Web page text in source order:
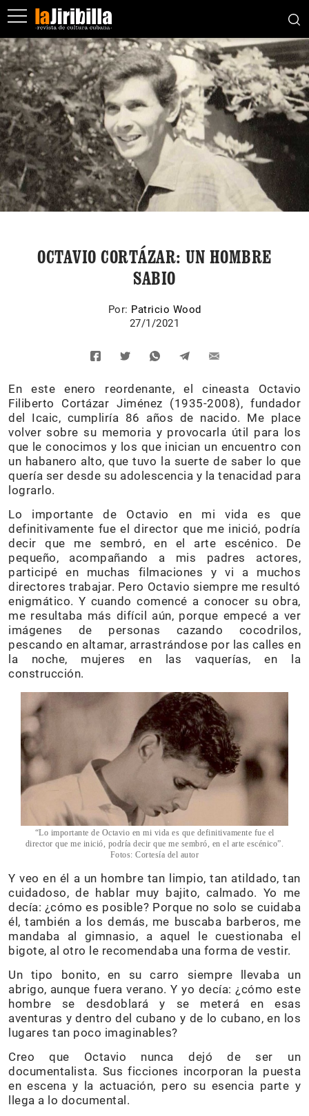
OCTAVIO CORTÁZAR: UN HOMBRE
SABIO
Por: Patricio Wood
27/1/2021
En este enero reordenante, el cineasta Octavio
Filiberto Cortázar Jiménez (1935-2008), fundador
del Icaic, cumpliría 86 años de nacido. Me place
volver sobre su memoria y provocarla útil para los
que le conocimos y los que inician un encuentro con
un habanero alto, que tuvo la suerte de saber lo que
quería ser desde su adolescencia y la tenacidad para
lograrlo.
Lo importante de Octavio en mi vida es que
definitivamente fue el director que me inició, podría
decir que me sembró, en el arte escénico. De
pequeño, acompañando a mis padres actores,
participé en muchas filmaciones y vi a muchos
directores trabajar. Pero Octavio siempre me resultó
enigmático. Y cuando comencé a conocer su obra,
me resultaba más difícil aún, porque empecé a ver
imágenes de personas cazando cocodrilos,
pescando en altamar, arrastrándose por las calles en
la noche, mujeres en las vaquerías, en la
construcción.
“Lo importante de Octavio en mi vida es que definitivamente fue el
director que me inició, podría decir que me sembró, en el arte escénico”.
Fotos: Cortesía del autor
Y veo en él a un hombre tan limpio, tan atildado, tan
cuidadoso, de hablar muy bajito, calmado. Yo me
decía: ¿cómo es posible? Porque no solo se cuidaba
él, también a los demás, me buscaba barberos, me
mandaba al gimnasio, a aquel le cuestionaba el
bigote, al otro le recomendaba una forma de vestir.
Un tipo bonito, en su carro siempre llevaba un
abrigo, aunque fuera verano. Y yo decía: ¿cómo este
hombre se desdoblará y se meterá en esas
aventuras y dentro del cubano y de lo cubano, en los
lugares tan poco imaginables?
Creo que Octavio nunca dejó de ser un
documentalista. Sus ficciones incorporan la puesta
en escena y la actuación, pero su esencia parte y
llega a lo documental.